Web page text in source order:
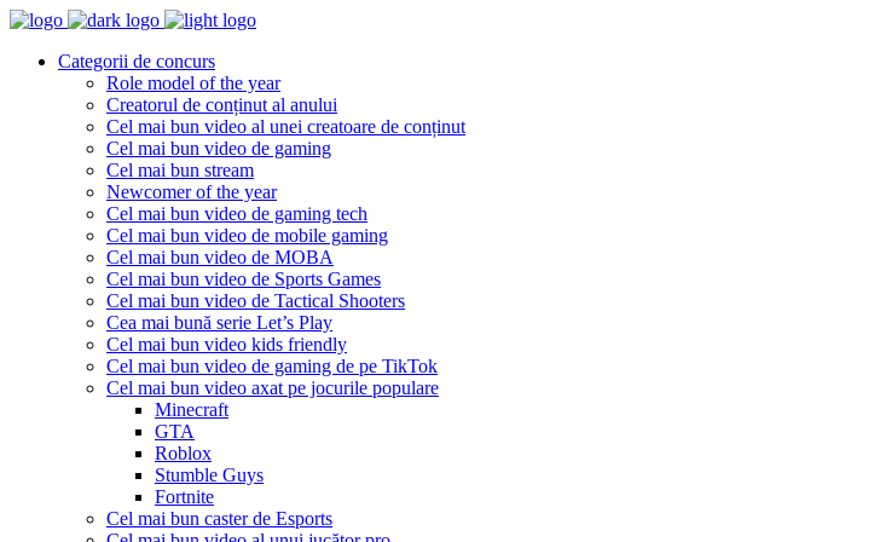
Categorii de concurs
Role model of the year
Creatorul de conținut al anului
Cel mai bun video al unei creatoare de conținut
Cel mai bun video de gaming
Cel mai bun stream
Newcomer of the year
Cel mai bun video de gaming tech
Cel mai bun video de mobile gaming
Cel mai bun video de MOBA
Cel mai bun video de Sports Games
Cel mai bun video de Tactical Shooters
Cea mai bună serie Let’s Play
Cel mai bun video kids friendly
Cel mai bun video de gaming de pe TikTok
Cel mai bun video axat pe jocurile populare
Minecraft
GTA
Roblox
Stumble Guys
Fortnite
Cel mai bun caster de Esports